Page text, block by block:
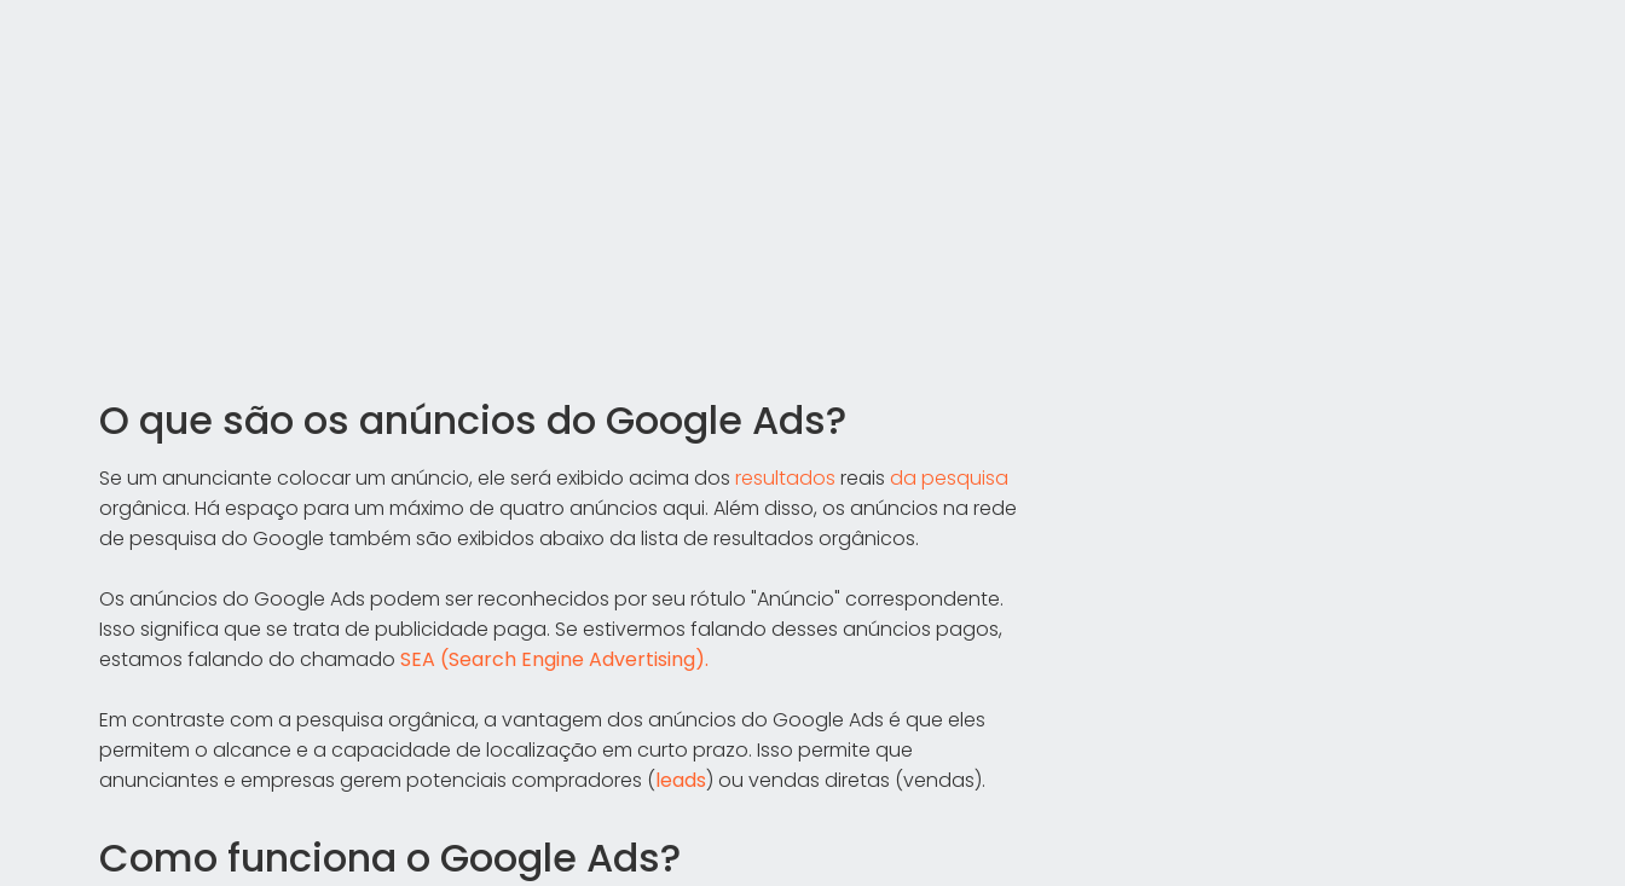
O que são os anúncios do Google Ads?
Se um anunciante colocar um anúncio, ele será exibido acima dos resultados reais da pesquisa
orgânica. Há espaço para um máximo de quatro anúncios aqui. Além disso, os anúncios na rede
de pesquisa do Google também são exibidos abaixo da lista de resultados orgânicos.
Os anúncios do Google Ads podem ser reconhecidos por seu rótulo "Anúncio" correspondente.
Isso significa que se trata de publicidade paga. Se estivermos falando desses anúncios pagos,
estamos falando do chamado SEA (Search Engine Advertising).
Em contraste com a pesquisa orgânica, a vantagem dos anúncios do Google Ads é que eles
permitem o alcance e a capacidade de localização em curto prazo. Isso permite que
anunciantes e empresas gerem potenciais compradores (leads) ou vendas diretas (vendas).
Como funciona o Google Ads?